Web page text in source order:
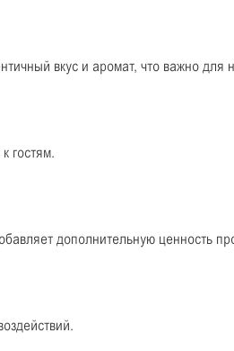
вкус и аромат, что важно для
гостям.
дополнительную ценность